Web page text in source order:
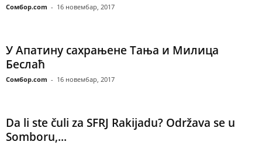
Сомбор.com - 16 новембар, 2017
У Апатину сахрањене Тања и Милица
Беслаћ
Сомбор.com - 16 новембар, 2017
Da li ste čuli za SFRJ Rakijadu? Održava se u
Somboru,...